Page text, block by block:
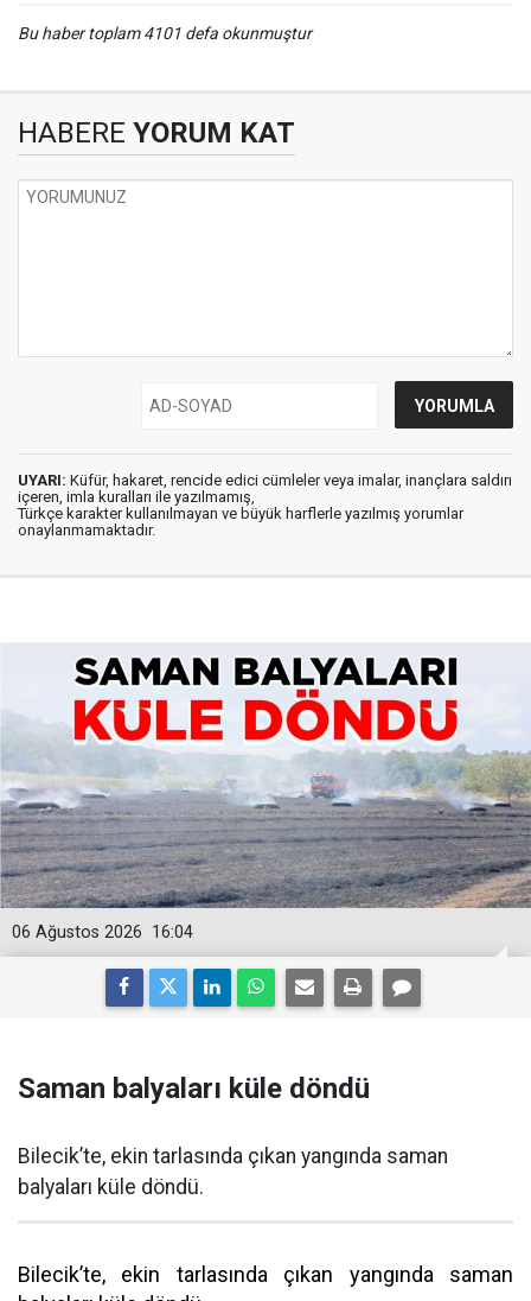
Bu haber toplam 4101 defa okunmuştur
HABERE YORUM KAT
UYARI: Küfür, hakaret, rencide edici cümleler veya imalar, inançlara saldırı
içeren, imla kuralları ile yazılmamış,
Türkçe karakter kullanılmayan ve büyük harflerle yazılmış yorumlar
onaylanmamaktadır.
16:04
06 Ağustos 2026
Saman balyaları küle döndü
Bilecik’te, ekin tarlasında çıkan yangında saman
balyaları küle döndü.
Bilecik’te, ekin tarlasında çıkan yangında saman